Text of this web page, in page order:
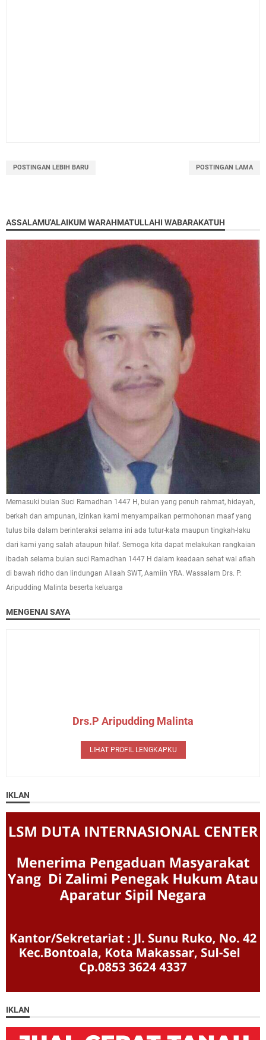
POSTINGAN LEBIH BARU POSTINGAN LAMA
ASSALAMU'ALAIKUM WARAHMATULLAHI WABARAKATUH
Memasuki bulan Suci Ramadhan 1447 H, bulan yang penuh rahmat, hidayah,
berkah dan ampunan, izinkan kami menyampaikan permohonan maaf yang
tulus bila dalam berinteraksi selama ini ada tutur-kata maupun tingkah-laku
dari kami yang salah ataupun hilaf. Semoga kita dapat melakukan rangkaian
ibadah selama bulan suci Ramadhan 1447 H dalam keadaan sehat wal afiah
di bawah ridho dan lindungan Allaah SWT, Aamiin YRA. Wassalam Drs. P.
Aripudding Malinta beserta keluarga
MENGENAI SAYA
Drs.P Aripudding Malinta
LIHAT PROFIL LENGKAPKU
IKLAN
IKLAN